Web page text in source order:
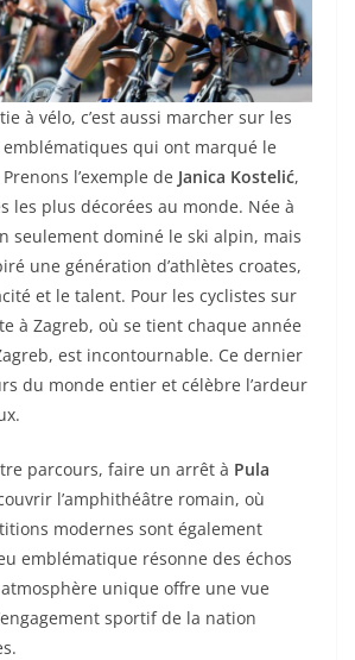
à vélo, c’est aussi marcher sur les
qui ont marqué le
l’exemple de Janica Kostelić,
les plus décorées au monde. Née à
seulement dominé le ski alpin, mais
une génération d’athlètes croates,
et le talent. Pour les cyclistes sur
à Zagreb, où se tient chaque année
est incontournable. Ce dernier
du monde entier et célèbre l’ardeur
parcours, faire un arrêt à Pula
l’amphithéâtre romain, où
modernes sont également
emblématique résonne des échos
unique offre une vue
sportif de la nation